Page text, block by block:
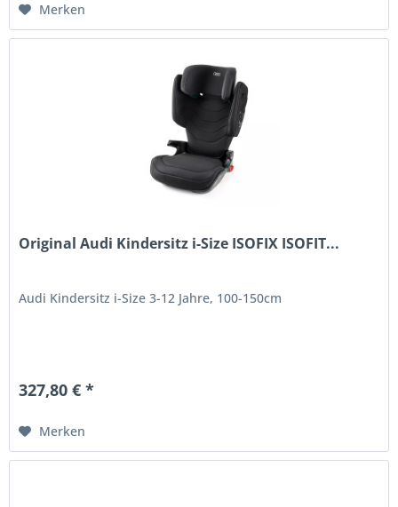
Merken
Original Audi Kindersitz i-Size ISOFIX ISOFIT...
Audi Kindersitz i-Size 3-12 Jahre, 100-150cm
327,80 € *
Merken